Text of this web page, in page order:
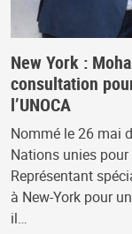
New York :
consultation
l’UNOCA
Nommé le 26 mai
Nations unies pour
Représentant
à New-York pour
il…